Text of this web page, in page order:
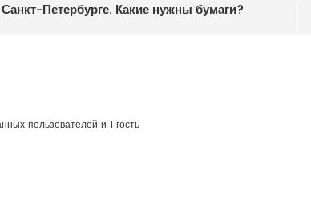
Петербурге. Какие нужны бумаги?
пользователей и 1 гость